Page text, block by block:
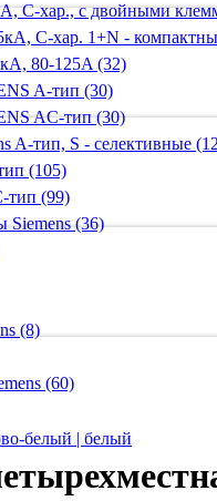
C-хар., с двойными
C-хар. 1+N -
80-125A (32)
A-тип (30)
AС-тип (30)
A-тип, S - селективные
(105)
тип (99)
Siemens (36)
(8)
(60)
белый | белый